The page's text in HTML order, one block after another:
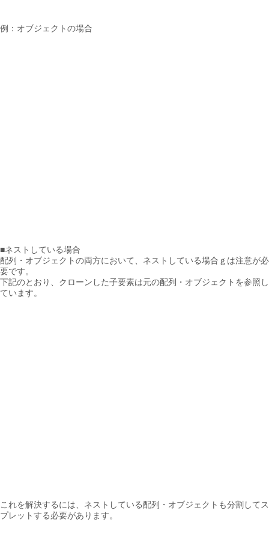
例：オブジェクトの場合
■ネストしている場合
配列・オブジェクトの両方において、ネストしている場合ｇは注意が必
要です。
下記のとおり、クローンした子要素は元の配列・オブジェクトを参照し
ています。
これを解決するには、ネストしている配列・オブジェクトも分割してス
プレットする必要があります。